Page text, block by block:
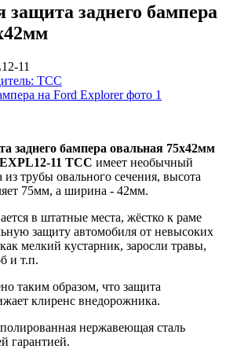
защита заднего бампера
11
ТСС
заднего бампера овальная 75х42мм
11 ТСС имеет необычный
трубы овального сечения, высота
75мм, а ширина - 42мм.
в штатные места, жёстко к раме
защиту автомобиля от невысоких
мелкий кустарник, заросли травы,
и т.п.
таким образом, что защита
клиренс внедорожника.
нержавеющая сталь
гарантией.